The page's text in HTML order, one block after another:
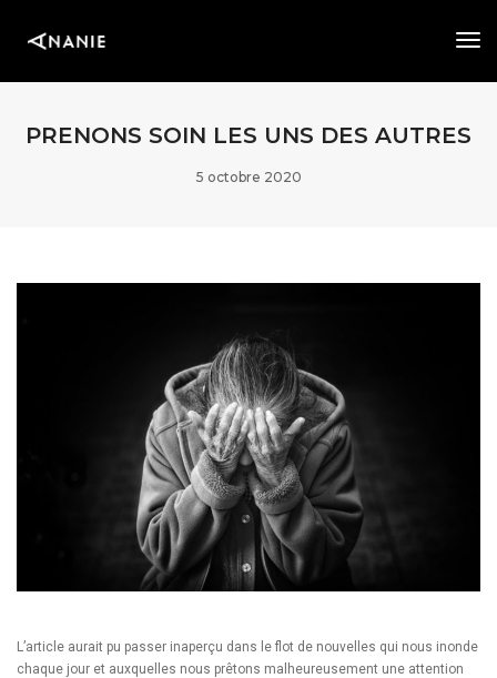
PRENONS SOIN LES UNS DES AUTRES
5 octobre 2020
L’article aurait pu passer inaperçu dans le flot de nouvelles qui nous inonde
chaque jour et auxquelles nous prêtons malheureusement une attention